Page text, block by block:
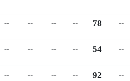
-- -- -- -- 78 --
-- -- -- -- 54 --
-- -- -- -- 92 --